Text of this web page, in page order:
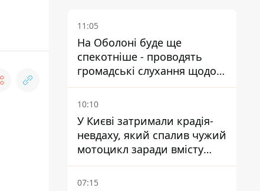
11:05
На Оболоні буде ще
спекотніше - проводять
громадські слухання щодо
храму УГКЦ на Північній
10:10
У Києві затримали крадія-
невдаху, який спалив чужий
мотоцикл заради вмісту
багажника
07:15